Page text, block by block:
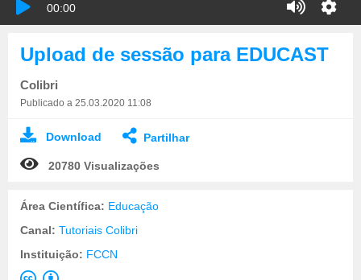
00:00
Upload de sessão para EDUCAST
Colibri
Publicado a 25.03.2020 11:08
Download Partilhar
20780 Visualizações
Área Científica: Educação
Canal: Tutoriais Colibri
Instituição: FCCN